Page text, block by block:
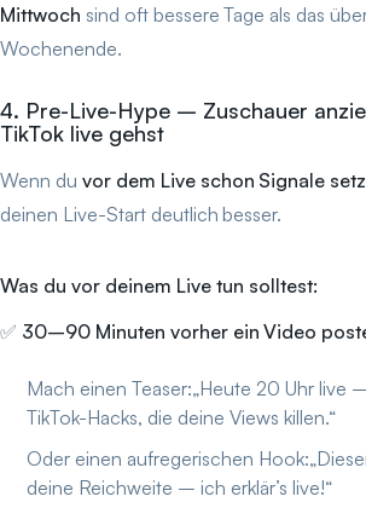
Mittwoch sind oft bessere Tage als das
Wochenende.
4. Pre-Live-Hype – Zuschauer
TikTok live gehst
Wenn du vor dem Live schon Signale
deinen Live-Start deutlich besser.
Was du vor deinem Live tun solltest:
✅ 30–90 Minuten vorher ein Video
Mach einen Teaser:„Heute 20 Uhr live
TikTok-Hacks, die deine Views killen.“
Oder einen aufregerischen
deine Reichweite – ich erklär’s live!“